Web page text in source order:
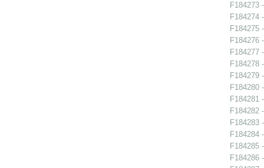
F184273
F184274
F184275
F184276
F184277
F184278
F184279
F184280
F184281
F184282
F184283
F184284
F184285
F184286